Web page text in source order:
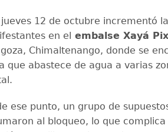
jueves 12 de octubre incrementó
en el embalse Xayá
Chimaltenango, donde se
que abastece de agua a varias
ese punto, un grupo de
al bloqueo, lo que